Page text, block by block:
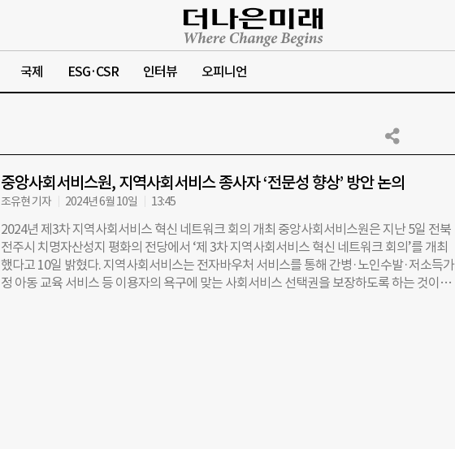
국제 ESG·CSR 인터뷰 오피니언
중앙사회서비스원, 지역사회서비스 종사자 ‘전문성 향상’ 방안 논의
조유현 기자 2024년 6월 10일 13:45
2024년 제3차 지역사회서비스 혁신 네트워크 회의 개최 중앙사회서비스원은 지난 5일 전북
전주시 치명자산성지 평화의 전당에서 ‘제 3차 지역사회서비스 혁신 네트워크 회의’를 개최
했다고 10일 밝혔다. 지역사회서비스는 전자바우처 서비스를 통해 간병·노인수발·저소득가
정 아동 교육 서비스 등 이용자의 욕구에 맞는 사회서비스 선택권을 보장하도록 하는 것이다.